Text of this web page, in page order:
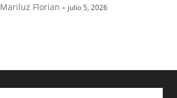
Mariluz Florian - julio 5, 2026